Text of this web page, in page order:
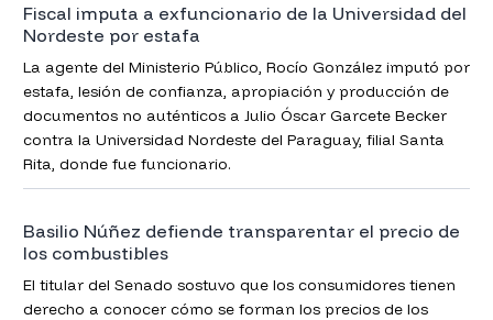
Fiscal imputa a exfuncionario de la Universidad del
Nordeste por estafa
La agente del Ministerio Público, Rocío González imputó por
estafa, lesión de confianza, apropiación y producción de
documentos no auténticos a Julio Óscar Garcete Becker
contra la Universidad Nordeste del Paraguay, filial Santa
Rita, donde fue funcionario.
Basilio Núñez defiende transparentar el precio de
los combustibles
El titular del Senado sostuvo que los consumidores tienen
derecho a conocer cómo se forman los precios de los